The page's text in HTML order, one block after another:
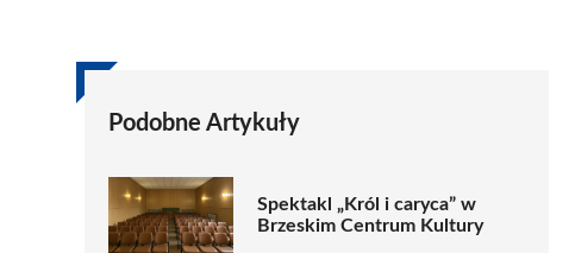
Podobne Artykuły
Spektakl „Król i caryca” w
Brzeskim Centrum Kultury